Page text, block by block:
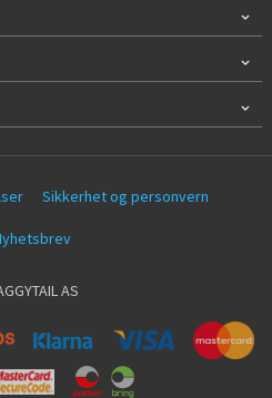
Sikkerhet og personvern
AS